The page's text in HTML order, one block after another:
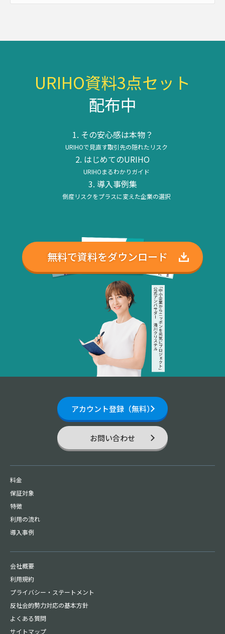
URIHO資料3点セット
配布中
その安心感は本物？
URIHOで見直す取引先の隠れたリスク
はじめてのURIHO
URIHOまるわかりガイド
導入事例集
倒産リスクをプラスに変えた企業の選択
無料で資料をダウンロード
料金
保証対象
特徴
利用の流れ
導入事例
会社概要
利用規約
プライバシー・ ステートメント
反社会的勢力対応の基本方針
よくある質問
サイトマップ
アカウント登録（無料）
お問い合わせ